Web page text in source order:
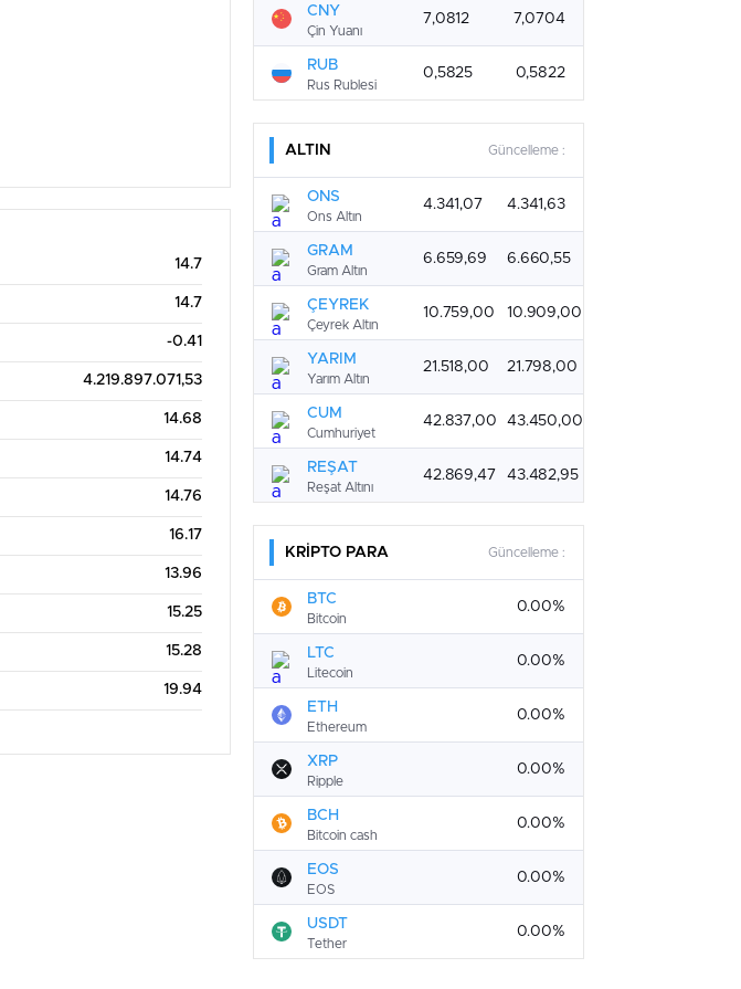
14.7
14.7
-0.41
4.219.897.071,53
14.68
14.74
14.76
16.17
13.96
15.25
15.28
19.94
CNY
Çin Yuanı
7,0812 7,0704
RUB
Rus Rublesi
0,5825 0,5822
ALTIN Güncelleme :
ONS
Ons Altın
4.341,07 4.341,63
GRAM
Gram Altın
6.659,69 6.660,55
ÇEYREK
Çeyrek Altın
10.759,00 10.909,00
YARIM
Yarım Altın
21.518,00 21.798,00
CUM
Cumhuriyet
42.837,00 43.450,00
REŞAT
Reşat Altını
42.869,47 43.482,95
KRİPTO PARA Güncelleme :
BTC
Bitcoin
0.00%
LTC
Litecoin
0.00%
ETH
Ethereum
0.00%
XRP
Ripple
0.00%
BCH
Bitcoin cash
0.00%
EOS
EOS
0.00%
USDT
Tether
0.00%